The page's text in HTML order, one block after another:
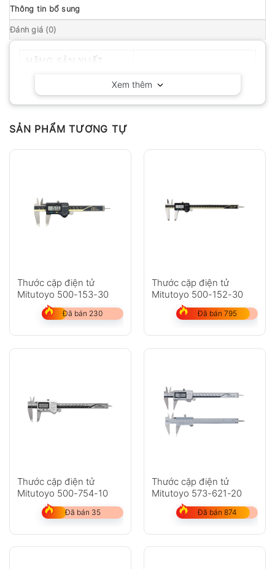
Thông tin bổ sung
Đánh giá (0)
Xem thêm
SẢN PHẨM TƯƠNG TỰ
Thước cặp điện tử
Mitutoyo 500-153-30
Đã bán 230
Thước cặp điện tử
Mitutoyo 500-152-30
Đã bán 795
Thước cặp điện tử
Mitutoyo 500-754-10
Đã bán 35
Thước cặp điện tử
Mitutoyo 573-621-20
Đã bán 874